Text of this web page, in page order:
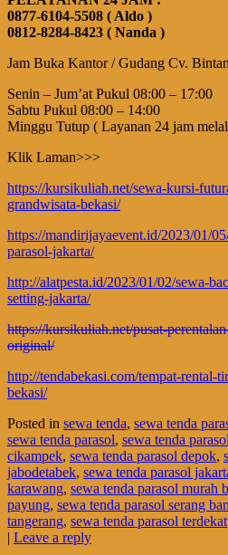
0877-6104-5508 ( Aldo )
0812-8284-8423 ( Nanda )
Jam Buka Kantor / Gudang Cv.
Senin – Jum’at Pukul 08:00 – 17:00
Sabtu Pukul 08:00 – 14:00
Minggu Tutup ( Layanan 24 jam
Klik Laman>>>
https://kursikuliah.net/sewa-kursi-
grandwisata-bekasi/
https://mandirijayaevent.id/2023/01/
parasol-jakarta/
http://alatpesta.id/2023/01/02/sewa-
setting-jakarta/
https://kursikuliah.net/pusat-
original/
http://tendabekasi.com/tempat-rental-
bekasi/
Posted in sewa tenda, sewa tenda
sewa tenda parasol, sewa tenda
cikampek, sewa tenda parasol depok,
jabodetabek, sewa tenda parasol
karawang, sewa tenda parasol murah
payung, sewa tenda parasol serang
tangerang, sewa tenda parasol terdekat
| Leave a reply